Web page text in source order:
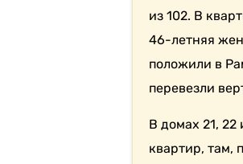
из 102. В
46-летняя
положили в
перевезли
В домах 21,
квартир, там,